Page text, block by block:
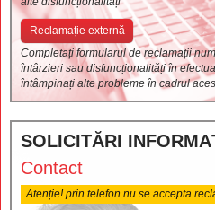
Reclamație externă
Completați formularul de reclamații
întârzieri sau disfuncționalități în
întâmpinați alte probleme în cadrul
SOLICITĂRI
Contact
Atenție! prin telefon nu se accepta